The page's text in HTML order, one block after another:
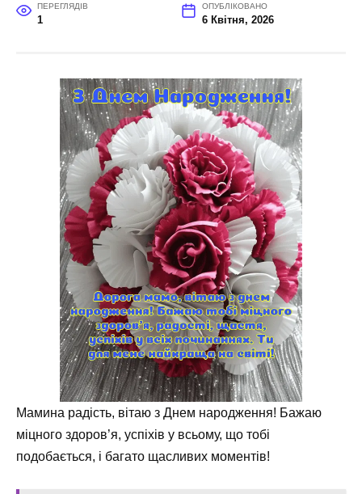
ПЕРЕГЛЯДІВ
1
ОПУБЛІКОВАНО
6 Квітня, 2026
Мамина радість, вітаю з Днем народження! Бажаю
міцного здоров’я, успіхів у всьому, що тобі
подобається, і багато щасливих моментів!